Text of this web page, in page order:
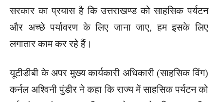
सरकार का प्रयास है कि उत्तराखण्ड को साहसिक पर्यटन
और अच्छे पर्यावरण के लिए जाना जाए, हम इसके लिए
लगातार काम कर रहे हैं।
यूटीडीबी के अपर मुख्य कार्यकारी अधिकारी (साहसिक विंग)
कर्नल अश्विनी पुंडीर ने कहा कि राज्य में साहसिक पर्यटन को